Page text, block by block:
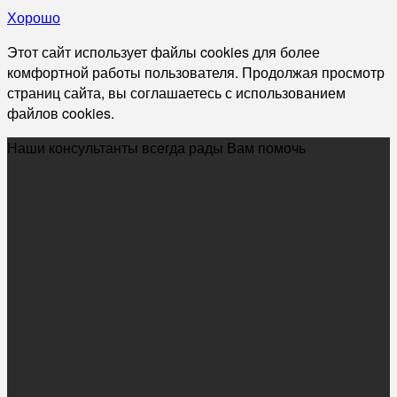
Хорошо
Этот сайт использует файлы cookies для более
комфортной работы пользователя. Продолжая просмотр
страниц сайта, вы соглашаетесь с использованием
файлов cookies.
Наши консультанты всегда рады Вам помочь